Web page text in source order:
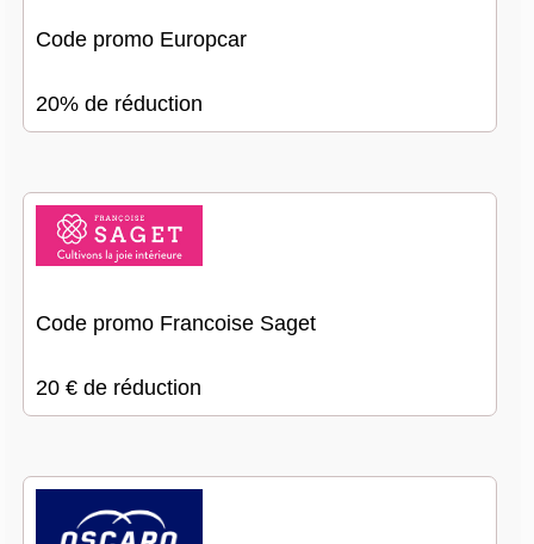
Code promo Europcar
20% de réduction
Code promo Francoise Saget
20 € de réduction